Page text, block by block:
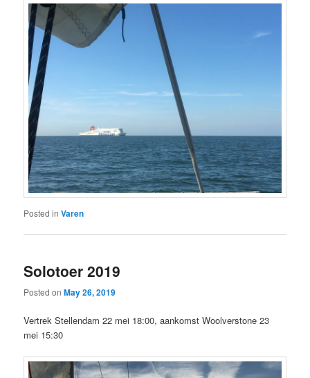
Posted in Varen
Solotoer 2019
Posted onMay 26, 2019
Vertrek Stellendam 22 mei 18:00, aankomst Woolverstone 23
mei 15:30